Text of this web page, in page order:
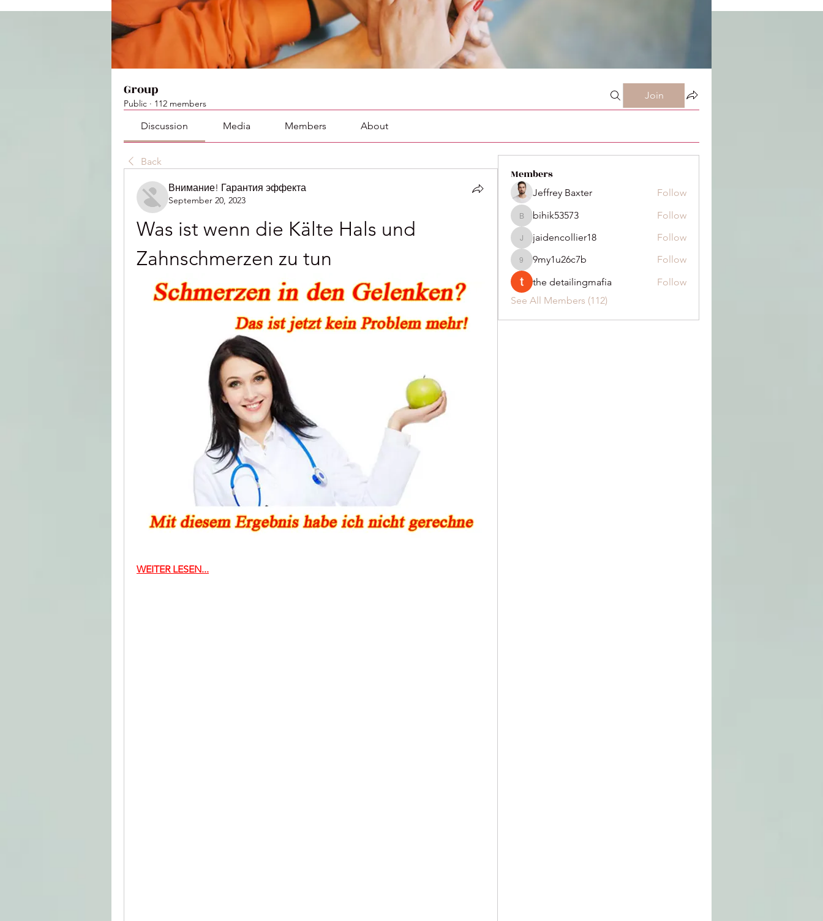
Group
Public · 112 members
Join
Discussion Media Members About
Back
Внимание! Гарантия эффекта
September 20, 2023
Was ist wenn die Kälte Hals und
Zahnschmerzen zu tun
WEITER LESEN...
Members
Jeffrey Baxter Follow
bihik53573
bihik53573 Follow
jaidencollier18
jaidencollier18 Follow
9my1u26c7b
9my1u26c7b
Follow
the detailingmafia
Follow
See All Members (112)